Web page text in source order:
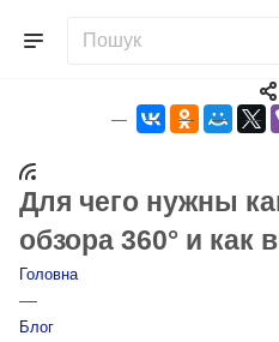
Для чего нужны
обзора 360° и как
Головна
—
Блог